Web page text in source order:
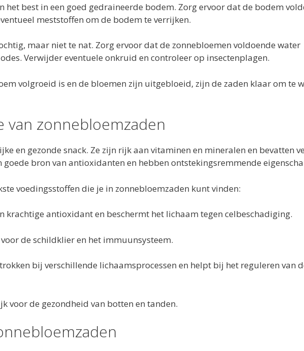
het best in een goed gedraineerde bodem. Zorg ervoor dat de bodem
meststoffen om de bodem te verrijken.
maar niet te nat. Zorg ervoor dat de zonnebloemen voldoende water
Verwijder eventuele onkruid en controleer op insectenplagen.
volgroeid is en de bloemen zijn uitgebloeid, zijn de zaden klaar om te
van zonnebloemzaden
en gezonde snack. Ze zijn rijk aan vitaminen en mineralen en bevatten
goede bron van antioxidanten en hebben ontstekingsremmende
voedingsstoffen die je in zonnebloemzaden kunt vinden:
krachtige antioxidant en beschermt het lichaam tegen celbeschadiging.
de schildklier en het immuunsysteem.
bij verschillende lichaamsprocessen en helpt bij het reguleren van
voor de gezondheid van botten en tanden.